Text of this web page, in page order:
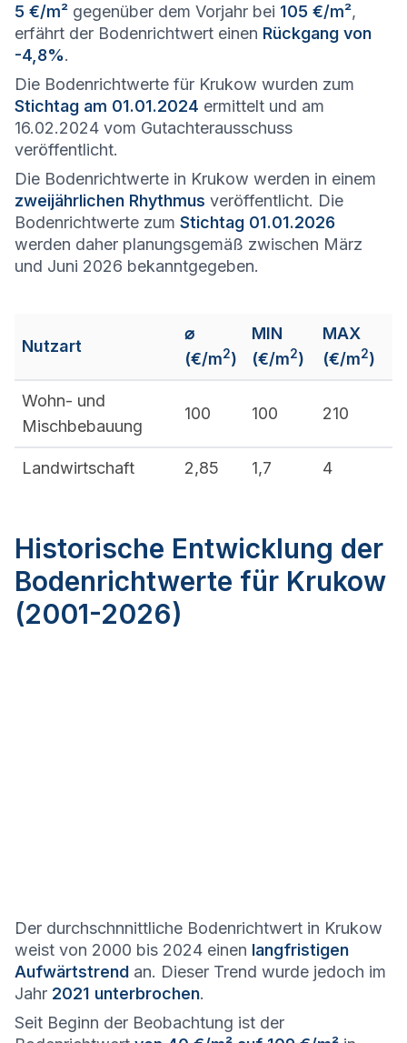
5 €/m² gegenüber dem Vorjahr bei 105 €/m²,
erfährt der Bodenrichtwert einen Rückgang von
-4,8%.
Die Bodenrichtwerte für Krukow wurden zum
Stichtag am 01.01.2024 ermittelt und am
16.02.2024 vom Gutachterausschuss
veröffentlicht.
Die Bodenrichtwerte in Krukow werden in einem
zweijährlichen Rhythmus veröffentlicht. Die
Bodenrichtwerte zum Stichtag 01.01.2026
werden daher planungsgemäß zwischen März
und Juni 2026 bekanntgegeben.
Nutzart
⌀
(€/m2)
MIN
(€/m2)
MAX
(€/m2)
Wohn- und
Mischbebauung
100 100 210
Landwirtschaft 2,85 1,7 4
Historische Entwicklung der
Bodenrichtwerte für Krukow
(2001-2026)
Der durchschnnittliche Bodenrichtwert in Krukow
weist von 2000 bis 2024 einen langfristigen
Aufwärtstrend an. Dieser Trend wurde jedoch im
Jahr 2021 unterbrochen.
Seit Beginn der Beobachtung ist der